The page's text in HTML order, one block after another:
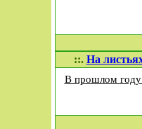
::. На
В прошлом году